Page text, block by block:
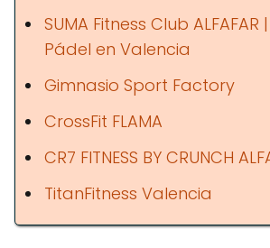
SUMA Fitness Club
Pádel en Valencia
Gimnasio Sport Factory
CrossFit FLAMA
CR7 FITNESS BY CRUNCH
TitanFitness Valencia